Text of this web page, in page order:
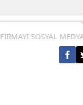
FİRMAYI SOSYAL